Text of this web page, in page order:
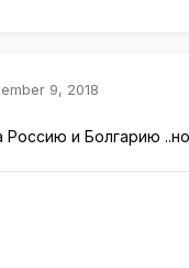
9, 2018
и Болгарию